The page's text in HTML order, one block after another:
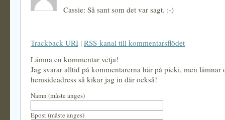
Cassie: Så sant som det var sagt. :-)
Trackback URI | RSS-kanal till kommentarsflödet
Lämna en kommentar vetja!
Jag svarar alltid på kommentarerna här på picki, men lämnar
hemsideadress så kikar jag in där också!
Namn (måste anges)
Epost (måste anges)